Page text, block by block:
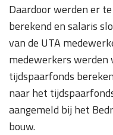
Daardoor werden er
berekend en salaris
van de UTA
medewerkers werden
tijdspaarfonds
naar het
aangemeld bij het
bouw.